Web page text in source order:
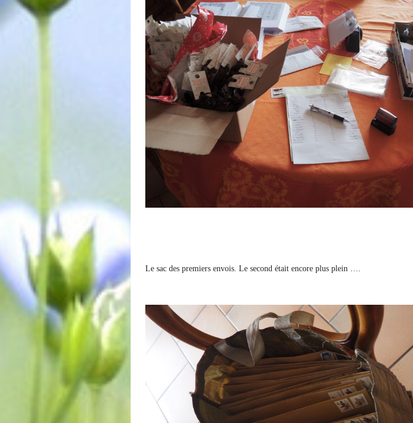
Le sac des premiers envois. Le second était encore plus plein ….